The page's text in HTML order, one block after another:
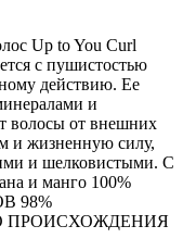
Up to You Curl
с пушистостью
действию. Ее
и
волосы от внешних
и жизненную силу,
и шелковистыми. С
и манго 100%
98%
ПРОИСХОЖДЕНИЯ